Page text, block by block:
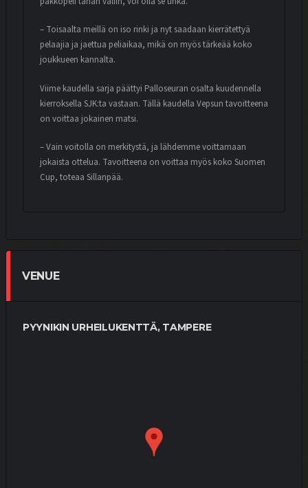
– Toisaalta meillä on iso rinki ja nyt saadaan kierrätettyä
pelaajia ja jaettua peliaikaa, mikä on myös tärkeää koko
joukkueen kannalta.
Viime kaudella sarja päättyi Palloseuran osalta kuudennella
kierroksella SJK:ta vastaan. Tällä kaudella Vepsun tavoitteena
on voittaa jokainen matsi.
– Vain voitolla on merkitystä, ja lähdemme voittamaan
jokaista ottelua. Tavoitteena on voittaa myös koko Suomen
Cup, toteaa Sillanpää.
VENUE
PYYNIKIN URHEILUKENTTÄ, TAMPERE